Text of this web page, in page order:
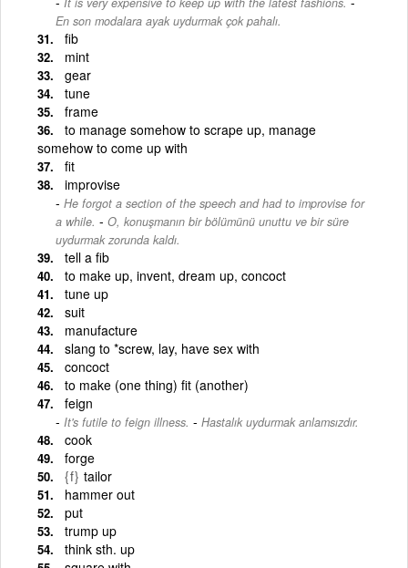
En son modalara ayak uydurmak çok pahalı.
fib
mint
gear
tune
frame
to manage somehow to scrape up, manage
somehow to come up with
fit
improvise
He forgot a section of the speech and had to improvise for
a while. - O, konuşmanın bir bölümünü unuttu ve bir süre
uydurmak zorunda kaldı.
tell a fib
to make up, invent, dream up, concoct
tune up
suit
manufacture
slang to *screw, lay, have sex with
concoct
to make (one thing) fit (another)
feign
It's futile to feign illness. - Hastalık uydurmak anlamsızdır.
cook
forge
{f} tailor
hammer out
put
trump up
think sth. up